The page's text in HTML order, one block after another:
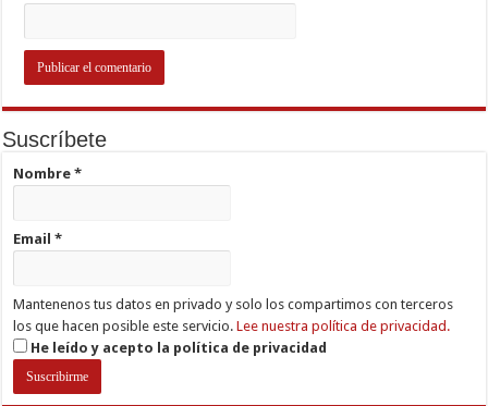
Suscríbete
Nombre*
Email*
Mantenenos tus datos en privado y solo los compartimos con terceros
los que hacen posible este servicio.Lee nuestra política de privacidad.
He leído y acepto la política de privacidad